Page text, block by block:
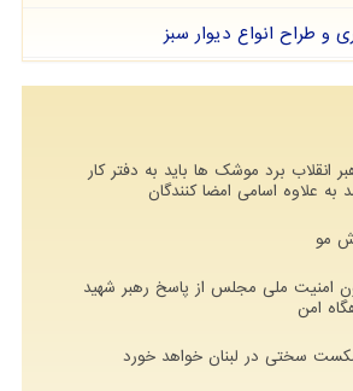
و طراح انواع دیوار سبز
به رهبر انقلاب برد موشک ها باید به دفتر کار
به علاوه اسامی امضا کنندگان
مو
امنیت ملی مجلس از پاسخ رهبر شهید
امن
سختی در لبنان خواهد خورد